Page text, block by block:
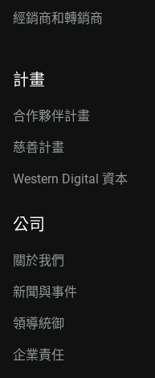
經銷商和轉銷商
計畫
合作夥伴計畫
慈善計畫
Western Digital 資本
公司
關於我們
新聞與事件
領導統御
企業責任